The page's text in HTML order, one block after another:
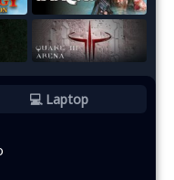
💻 Laptop